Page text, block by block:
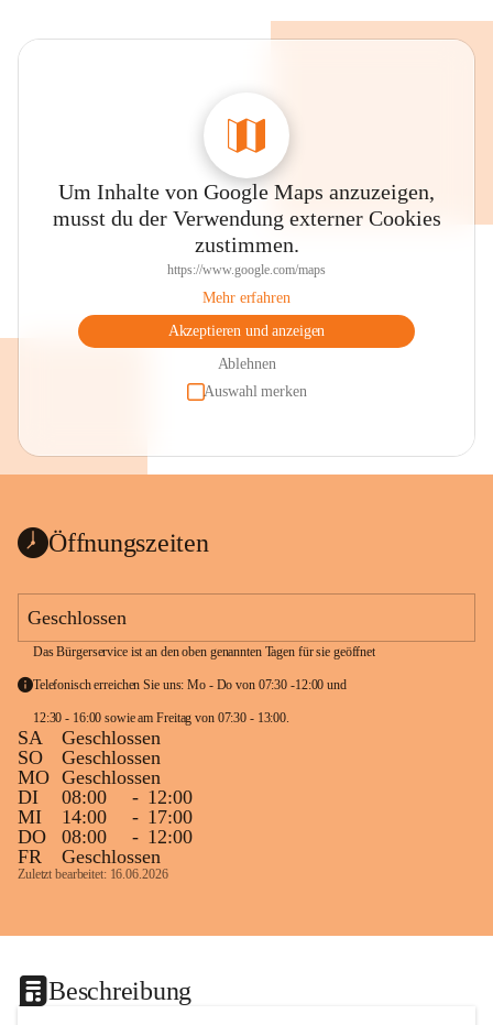
Um Inhalte von Google Maps anzuzeigen,
musst du der Verwendung externer Cookies
zustimmen.
https://www.google.com/maps
Mehr erfahren
Akzeptieren und anzeigen
Ablehnen
Auswahl merken
Öffnungszeiten
Geschlossen
Das Bürgerservice ist an den oben genannten Tagen für sie geöffnet
Telefonisch erreichen Sie uns: Mo - Do von 07:30 -12:00 und
SA
Geschlossen
SO
Geschlossen
MO Geschlossen
DI
08:00 - 12:00
MI
14:00 - 17:00
DO
08:00 - 12:00
FR
Geschlossen
Zuletzt bearbeitet: 16.06.2026
Beschreibung